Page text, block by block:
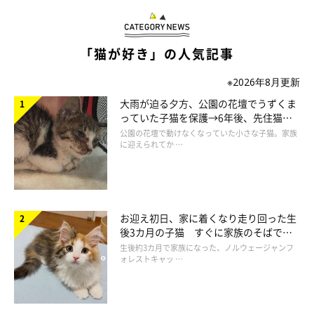
「猫が好き」の人気記事
※2026年8月更新
大雨が迫る夕方、公園の花壇でうずくま
っていた子猫を保護→6年後、先住猫
と“姉妹”のような関係に
公園の花壇で動けなくなっていた小さな子猫。家族
に迎えられてか …
お迎え初日、家に着くなり走り回った生
後3カ月の子猫 すぐに家族のそばで落
ち着く姿に「迎えてよかった」
生後約3カ月で家族になった、ノルウェージャンフ
ォレストキャッ …